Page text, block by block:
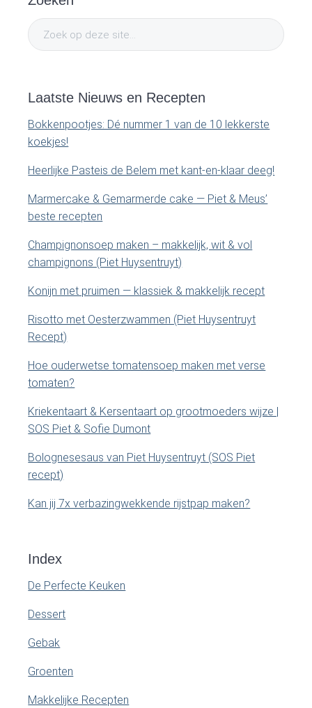
a
y
S
d
e
b
a
Z
o
o
d
e
z
s
i
e
.
.
Laatste Nieuws en Recepten
Bokkenpootjes: Dé nummer 1 van de 10 lekkerste
koekjes!
Heerlijke Pasteis de Belem met kant-en-klaar deeg!
Marmercake & Gemarmerde cake — Piet & Meus’
beste recepten
Champignonsoep maken – makkelijk, wit & vol
champignons (Piet Huysentruyt)
Konijn met pruimen — klassiek & makkelijk recept
Risotto met Oesterzwammen (Piet Huysentruyt
Recept)
Hoe ouderwetse tomatensoep maken met verse
tomaten?
Kriekentaart & Kersentaart op grootmoeders wijze |
SOS Piet & Sofie Dumont
Bolognesesaus van Piet Huysentruyt (SOS Piet
recept)
Kan jij 7x verbazingwekkende rijstpap maken?
Index
De Perfecte Keuken
Dessert
Gebak
Groenten
Makkelijke Recepten